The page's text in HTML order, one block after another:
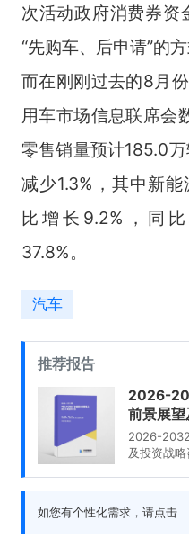
次活动政府消费券资
“先购车、后申请”的方
而在刚刚过去的8月
用车市场信息联席会
零售销量预计185.0
减少1.3%，其中新
比增长9.2%，同
37.8%。
汽车
推荐报告
2026-
前景展
2026-
及投资战
如您有个性化需求，请点击